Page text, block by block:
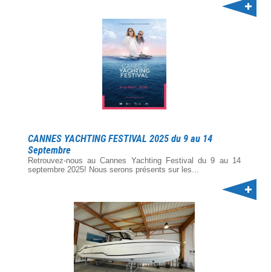
CANNES YACHTING FESTIVAL 2025 du 9 au 14
Septembre
Retrouvez-nous au Cannes Yachting Festival du 9 au 14
septembre 2025! Nous serons présents sur les...